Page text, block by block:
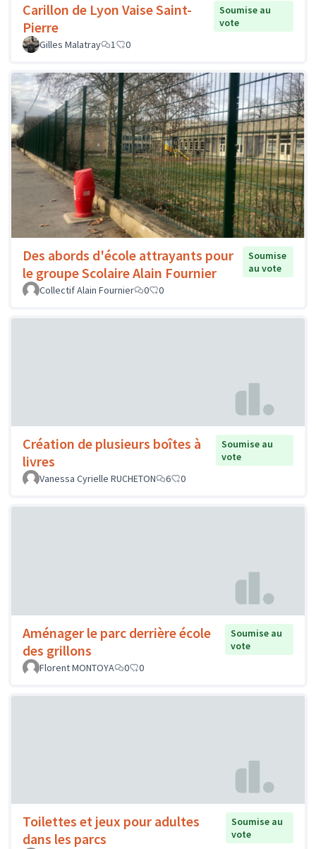
Carillon de Lyon Vaise Saint-
Pierre
Soumise au
vote
Gilles Malatray
1 0
Des abords d'école attrayants pour
le groupe Scolaire Alain Fournier
Soumise
au vote
Collectif Alain Fournier
0 0
Création de plusieurs boîtes à
livres
Soumise au
vote
Vanessa Cyrielle RUCHETON
6 0
Aménager le parc derrière école
des grillons
Soumise au
vote
Florent MONTOYA
0 0
Toilettes et jeux pour adultes
dans les parcs
Soumise au
vote